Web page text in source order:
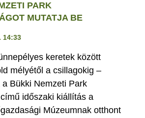
PARK
MUTATJA BE
14:33
keretek között
mélyétől a csillagokig –
Bükki Nemzeti Park
időszaki kiállítás a
Múzeumnak otthont